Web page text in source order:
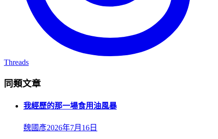
Threads
同類文章
我經歷的那一場食用油風暴
魏國彥2026年7月16日